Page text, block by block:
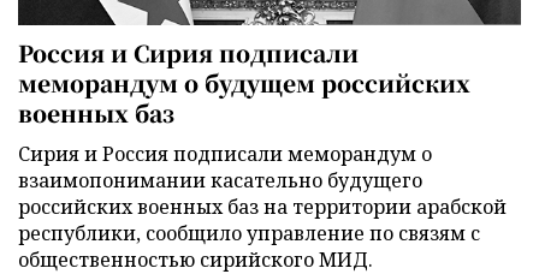
Россия и Сирия подписали
меморандум о будущем российских
военных баз
Сирия и Россия подписали меморандум о
взаимопонимании касательно будущего
российских военных баз на территории арабской
республики, сообщило управление по связям с
общественностью сирийского МИД.